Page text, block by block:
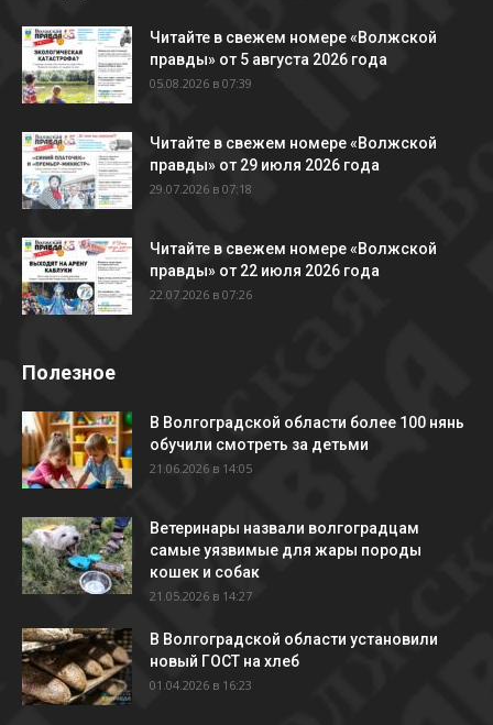
Читайте в свежем номере «Волжской
правды» от 5 августа 2026 года
05.08.2026 в 07:39
Читайте в свежем номере «Волжской
правды» от 29 июля 2026 года
29.07.2026 в 07:18
Читайте в свежем номере «Волжской
правды» от 22 июля 2026 года
22.07.2026 в 07:26
Полезное
В Волгоградской области более 100 нянь
обучили смотреть за детьми
21.06.2026 в 14:05
Ветеринары назвали волгоградцам
самые уязвимые для жары породы
кошек и собак
21.05.2026 в 14:27
В Волгоградской области установили
новый ГОСТ на хлеб
01.04.2026 в 16:23